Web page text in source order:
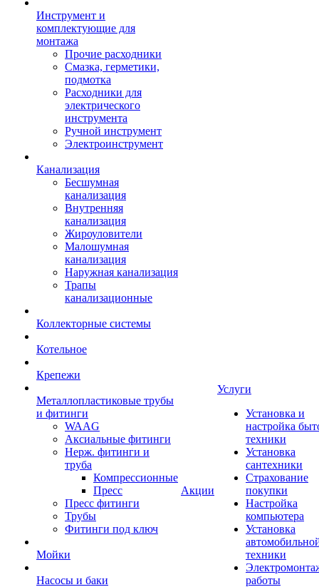
Инструмент и
комплектующие для
монтажа
Прочие расходники
Смазка, герметики,
подмотка
Расходники для
электрического
инструмента
Ручной инструмент
Электроинструмент
Канализация
Бесшумная
канализация
Внутренняя
канализация
Жироуловители
Малошумная
канализация
Наружная канализация
Трапы
канализационные
Коллекторные системы
Котельное
Крепежи
Металлопластиковые трубы
и фитинги
WAAG
Аксиальные фитинги
Нерж. фитинги и
труба
Компрессионные
Пресс
Пресс фитинги
Трубы
Фитинги под ключ
Мойки
Насосы и баки
Акции
Услуги
Установка и
настройка
техники
Установка
сантехники
Страхование
покупки
Настройка
компьютера
Установка
техники
работы